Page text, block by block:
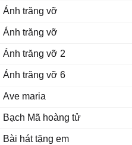
Ánh trăng vỡ
Ánh trăng vỡ
Ánh trăng vỡ 2
Ánh trăng vỡ 6
Ave maria
Bạch Mã hoàng tử
Bài hát tặng em